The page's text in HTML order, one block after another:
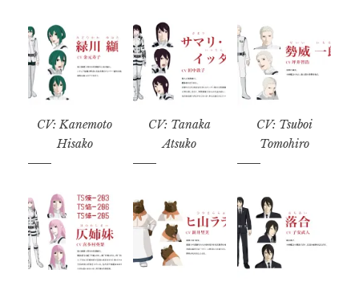
CV: Kanemoto
Hisako
CV: Tanaka
Atsuko
CV: Tsuboi
Tomohiro